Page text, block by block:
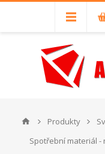
Produkty
Spotřební materiál